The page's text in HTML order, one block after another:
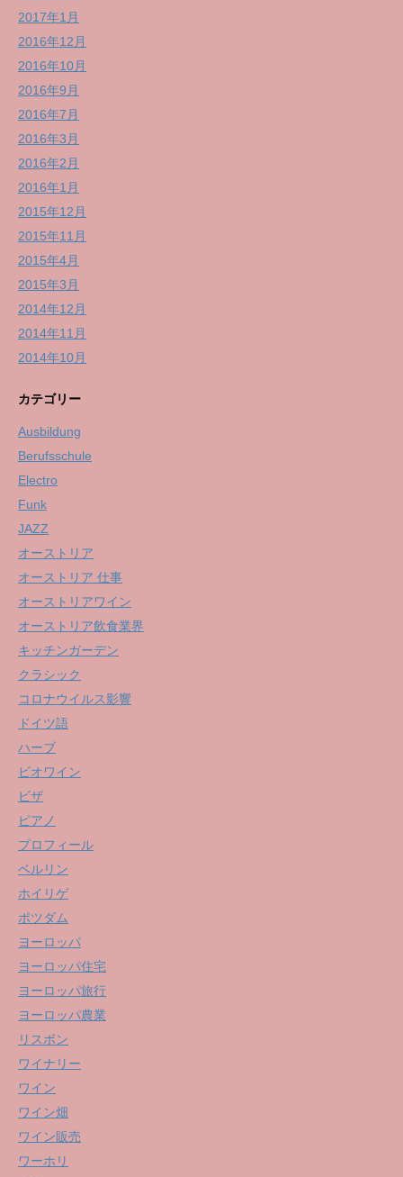
2017年1月
2016年12月
2016年10月
2016年9月
2016年7月
2016年3月
2016年2月
2016年1月
2015年12月
2015年11月
2015年4月
2015年3月
2014年12月
2014年11月
2014年10月
カテゴリー
Ausbildung
Berufsschule
Electro
Funk
JAZZ
オーストリア
オーストリア 仕事
オーストリアワイン
オーストリア飲食業界
キッチンガーデン
クラシック
コロナウイルス影響
ドイツ語
ハーブ
ビオワイン
ビザ
ピアノ
プロフィール
ベルリン
ホイリゲ
ポツダム
ヨーロッパ
ヨーロッパ住宅
ヨーロッパ旅行
ヨーロッパ農業
リスボン
ワイナリー
ワイン
ワイン畑
ワイン販売
ワーホリ